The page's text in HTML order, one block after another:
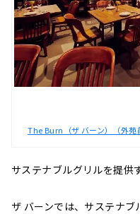
The Burn（ザ バーン）（外
サステナブルグリルを提供
ザ バーンでは、サステナ